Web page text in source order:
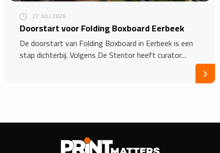
27 JULI 2026
Doorstart voor Folding Boxboard Eerbeek
De doorstart van Folding Boxboard in Eerbeek is een
stap dichterbij. Volgens De Stentor heeft curator…